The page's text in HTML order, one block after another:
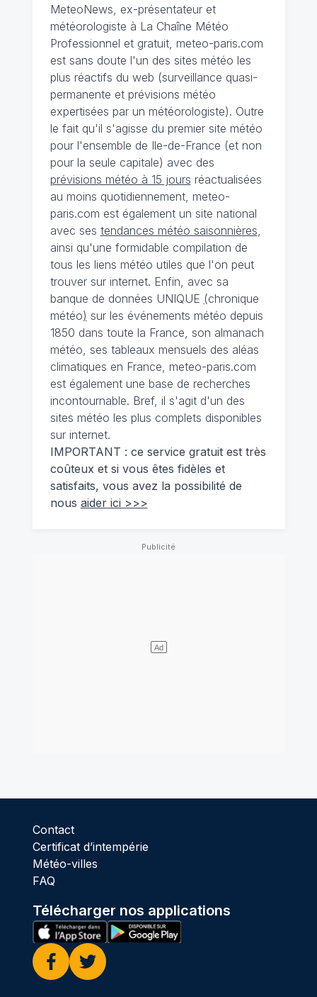
MeteoNews, ex-présentateur et
météorologiste à La Chaîne Météo
Professionnel et gratuit, meteo-paris.com
est sans doute l'un des sites météo les
plus réactifs du web (surveillance quasi-
permanente et prévisions météo
expertisées par un météorologiste). Outre
le fait qu'il s'agisse du premier site météo
pour l'ensemble de Ile-de-France (et non
pour la seule capitale) avec des
prévisions météo à 15 jours réactualisées
au moins quotidiennement, meteo-
paris.com est également un site national
avec ses tendances météo saisonnières,
ainsi qu'une formidable compilation de
tous les liens météo utiles que l'on peut
trouver sur internet. Enfin, avec sa
banque de données UNIQUE (chronique
météo) sur les événements météo depuis
1850 dans toute la France, son almanach
météo, ses tableaux mensuels des aléas
climatiques en France, meteo-paris.com
est également une base de recherches
incontournable. Bref, il s'agit d'un des
sites météo les plus complets disponibles
sur internet.
IMPORTANT : ce service gratuit est très
coûteux et si vous êtes fidèles et
satisfaits, vous avez la possibilité de
nous aider ici >>>
Contact
Certificat d’intempérie
Météo-villes
FAQ
Télécharger nos applications
Facebook
Twitter